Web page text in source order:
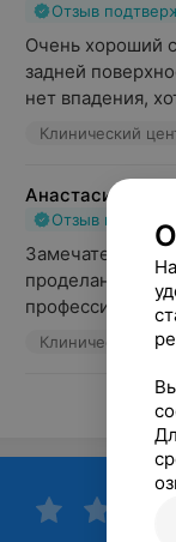
Отзыв
Очень хороший
задней
нет впадения,
Анастасия
Отзыв
Замечательный
проделанной
профессионала